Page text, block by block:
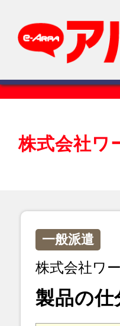
株式会社ワ
一般派遣
株式会社ワ
製品の